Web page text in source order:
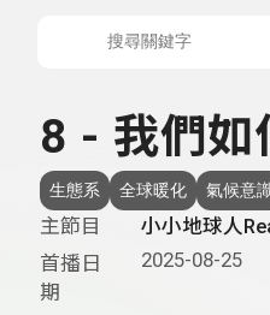
8 - 我們如
生態系 全球暖化 氣候意
主節目
小小地球人
首播日
期
2025-08-25